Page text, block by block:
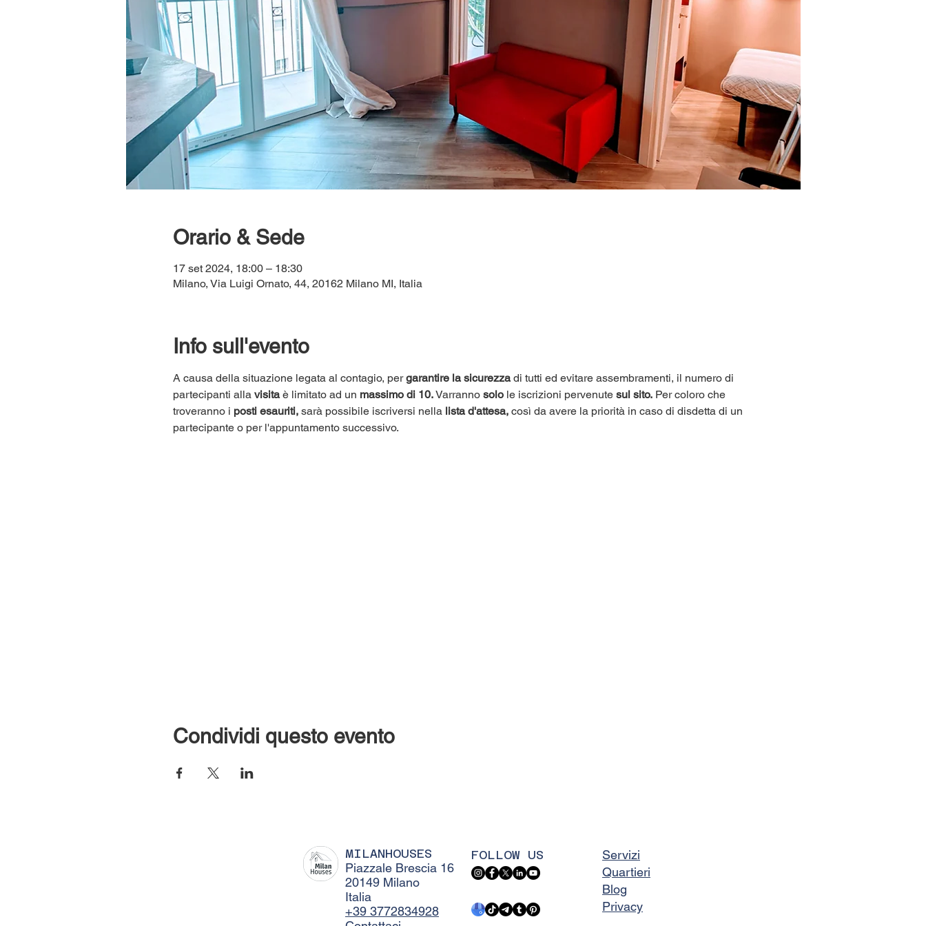
Orario & Sede
17 set 2024, 18:00 – 18:30
Milano, Via Luigi Ornato, 44, 20162 Milano MI, Italia
Info sull'evento
A causa della situazione legata al contagio, per garantire la sicurezza di tutti ed evitare assembramenti, il numero di
partecipanti alla visita è limitato ad un massimo di 10. Varranno solo le iscrizioni pervenute sul sito. Per coloro che
troveranno i posti esauriti, sarà possibile iscriversi nella lista d'attesa, così da avere la priorità in caso di disdetta di un
partecipante o per l'appuntamento successivo.
Condividi questo evento
MILANHOUSES
Piazzale Brescia 16
20149 Milano
Italia
+39 3772834928
FOLLOW US
Servizi
Quartieri
Blog
Privacy